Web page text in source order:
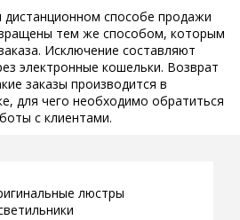
способе продажи
тем же способом, которым
Исключение составляют
электронные кошельки. Возврат
заказы производится в
для чего необходимо обратиться
с клиентами.
люстры